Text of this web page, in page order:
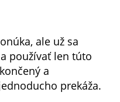
ale už sa
používať len túto
a
prekáža.